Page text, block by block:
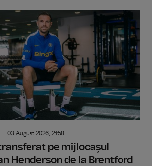
03 August 2026, 21:58
pe mijlocașul
Henderson de la Brentford